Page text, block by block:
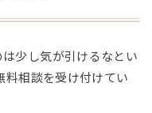
少し気が引けるなとい
料相談を受け付けてい